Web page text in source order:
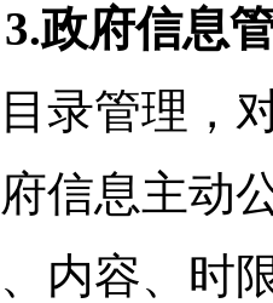
3.政府信息
录管理，
信息主动
内容、时